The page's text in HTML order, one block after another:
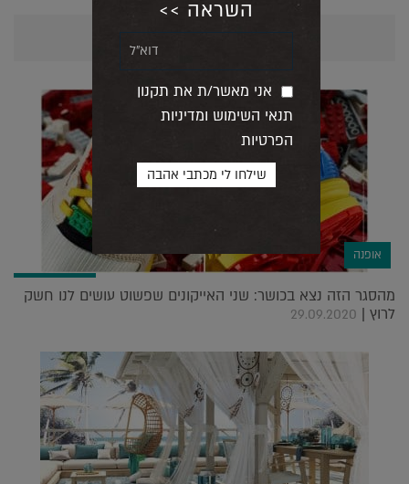
אולי יעניין אותך גם...
אופנה
מהסגר הזה נצא בכושר: שני האייקונים שפשוט עושים לנו חשק
לרוץ | 29.09.2020
השראה >>
אני מאשר/ת את תקנון
תנאי השימוש ומדיניות
הפרטיות